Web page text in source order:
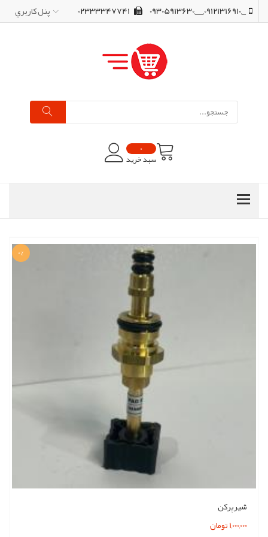
_,09121316910,__,09305913630 پنل کاربري
0
سبد خرید
شیرپرکن
1,000,000 تومان
0%